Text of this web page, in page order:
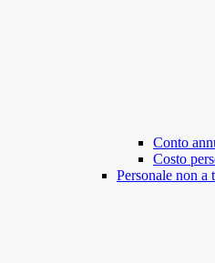
Conto
Costo
Personale non a